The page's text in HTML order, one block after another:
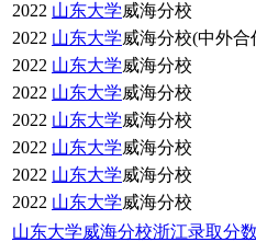
2022 山东大学威海分校
2022 山东大学威海分校(中外合
2022 山东大学威海分校
2022 山东大学威海分校
2022 山东大学威海分校
2022 山东大学威海分校
2022 山东大学威海分校
2022 山东大学威海分校
山东大学威海分校浙江录取分